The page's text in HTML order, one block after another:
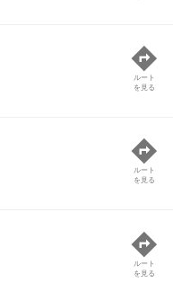
ルート
を見る
ルート
を見る
ルート
を見る